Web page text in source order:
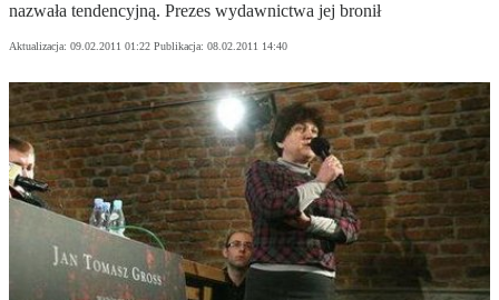
nazwała tendencyjną. Prezes wydawnictwa jej bronił
Aktualizacja: 09.02.2011 01:22 Publikacja: 08.02.2011 14:40